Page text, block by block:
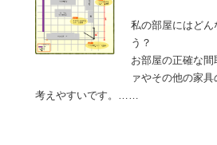
私の部屋にはど
う？
お部屋の正確な
ァやその他の家
考えやすいです。……